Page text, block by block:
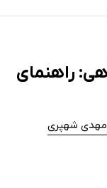
راهنمای
مهدی شهپری